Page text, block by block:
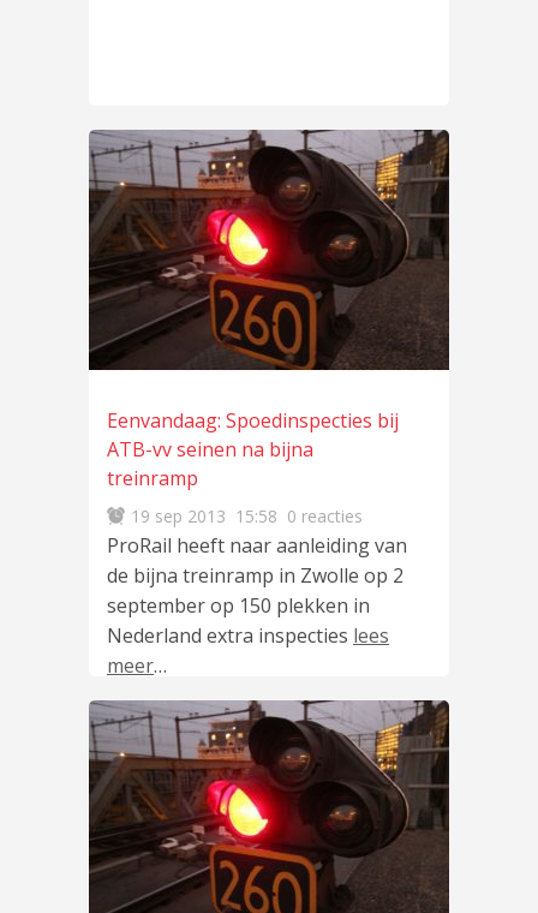
Eenvandaag: Spoedinspecties bij
ATB-vv seinen na bijna
treinramp
19 sep 2013 15:58 0 reacties
ProRail heeft naar aanleiding van
de bijna treinramp in Zwolle op 2
september op 150 plekken in
Nederland extra inspecties lees
meer…